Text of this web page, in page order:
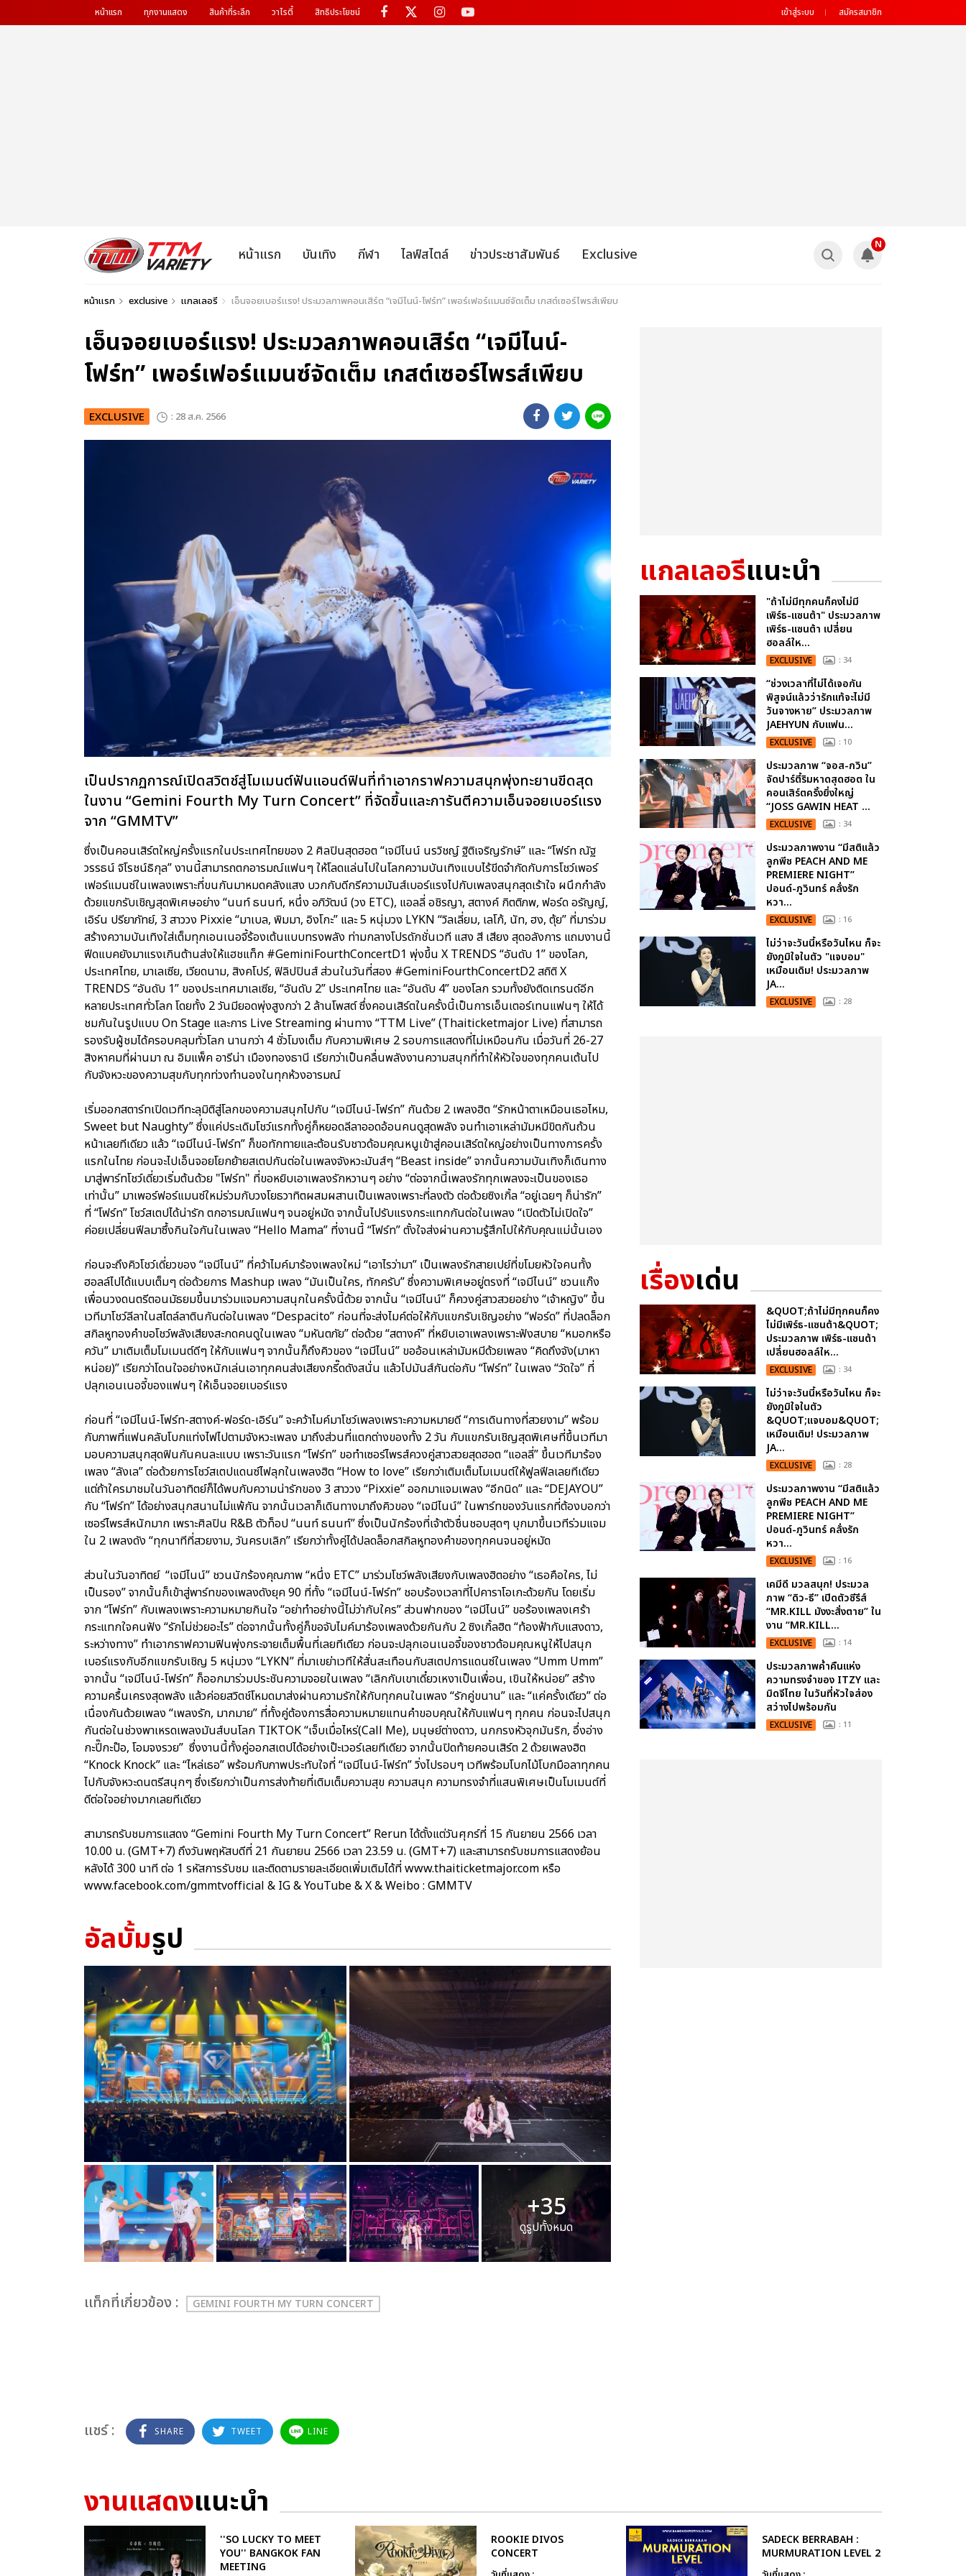
หน้าแรก ทุกงานแสดง สินค้าที่ระลึก วาไรตี้ สิทธิประโยชน์ เข้าสู่ระบบ สมัครสมาชิก
หน้าแรก บันเทิง กีฬา ไลฟ์สไตล์ ข่าวประชาสัมพันธ์ Exclusive
N
หน้าแรก exclusive แกลเลอรี เอ็นจอยเบอร์แรง! ประมวลภาพคอนเสิร์ต “เจมีไนน์-โฟร์ท” เพอร์เฟอร์แมนซ์จัดเต็ม เกสต์เซอร์ไพรส์เพียบ
เอ็นจอยเบอร์แรง! ประมวลภาพคอนเสิร์ต “เจมีไนน์-
โฟร์ท” เพอร์เฟอร์แมนซ์จัดเต็ม เกสต์เซอร์ไพรส์เพียบ
EXCLUSIVE : 28 ส.ค. 2566
เป็นปรากฏการณ์เปิดสวิตช์สู่โมเมนต์ฟันแอนด์ฟินที่ทำเอากราฟความสนุกพุ่งทะยานขีดสุด
ในงาน “Gemini Fourth My Turn Concert” ที่จัดขึ้นและการันตีความเอ็นจอยเบอร์แรง
จาก “GMMTV”
ซึ่งเป็นคอนเสิร์ตใหญ่ครั้งแรกในประเทศไทยของ 2 ศิลปินสุดฮอต “เจมีไนน์ นรวิชญ์ ฐิติเจริญรักษ์” และ “โฟร์ท ณัฐ
วรรธน์ จิโรชน์ธิกุล” งานนี้สามารถตกอารมณ์แฟนๆ ให้โลดแล่นไปในโลกความบันเทิงแบบไร้ขีดจำกัดกับการโชว์เพอร์
เฟอร์แมนซ์ในเพลงเพราะที่ขนกันมาหมดคลังแสง บวกกับดีกรีความมันส์เบอร์แรงไปกับเพลงสนุกสุดเร้าใจ ผนึกกำลัง
ด้วยแขกรับเชิญสุดพิเศษอย่าง “นนท์ ธนนท์, หนึ่ง อภิวัฒน์ (วง ETC), แอลลี่ อชิรญา, สตางค์ กิตติภพ, ฟอร์ด อรัญญ์,
เอิร์น ปรียาภัทย์, 3 สาววง Pixxie “มาเบล, พิมมา, อิงโกะ” และ 5 หนุ่มวง LYKN “วิลเลี่ยม, เลโก้, นัท, ฮง, ตุ้ย” ที่มาร่วม
สร้างความบันเทิงใส่เต็มทุกเอนเนอจี้ร้องเต้นแบบทรงพลัง ท่ามกลางโปรดักชั่นเวที แสง สี เสียง สุดอลังการ แถมงานนี้
ฟีดแบคยังมาแรงเกินต้านส่งให้แฮชแท็ก #GeminiFourthConcertD1 พุ่งขึ้น X TRENDS “อันดับ 1” ของโลก,
ประเทศไทย, มาเลเซีย, เวียดนาม, สิงคโปร์, ฟิลิปปินส์ ส่วนในวันที่สอง #GeminiFourthConcertD2 สถิติ X
TRENDS “อันดับ 1” ของประเทศมาเลเซีย, “อันดับ 2” ประเทศไทย และ “อันดับ 4” ของโลก รวมทั้งยังติดเทรนด์อีก
หลายประเทศทั่วโลก โดยทั้ง 2 วันมียอดพุ่งสูงกว่า 2 ล้านโพสต์ ซึ่งคอนเสิร์ตในครั้งนี้เป็นการเอ็นเตอร์เทนแฟนๆ ให้ได้
ชมกันในรูปแบบ On Stage และการ Live Streaming ผ่านทาง “TTM Live” (Thaiticketmajor Live) ที่สามารถ
รองรับผู้ชมได้ครอบคลุมทั่วโลก นานกว่า 4 ชั่วโมงเต็ม กับความพิเศษ 2 รอบการแสดงที่ไม่เหมือนกัน เมื่อวันที่ 26-27
สิงหาคมที่ผ่านมา ณ อิมแพ็ค อารีน่า เมืองทองธานี เรียกว่าเป็นคลื่นพลังงานความสนุกที่ทำให้หัวใจของทุกคนเต้นไป
กับจังหวะของความสุขกับทุกท่วงทำนองในทุกห้วงอารมณ์
เริ่มออกสตาร์ทเปิดเวทีทะลุมิติสู่โลกของความสนุกไปกับ “เจมีไนน์-โฟร์ท” กันด้วย 2 เพลงฮิต “รักหน้าตาเหมือนเธอไหม,
Sweet but Naughty” ซึ่งแค่ประเดิมโชว์แรกทั้งคู่ก็หยอดลีลาออดอ้อนคนดูสุดพลัง จนทำเอาเหล่ามัมหมีขิตกันถ้วน
หน้าเลยทีเดียว แล้ว “เจมีไนน์-โฟร์ท” ก็ขอทักทายและต้อนรับชาวด้อมคุณหนูเข้าสู่คอนเสิร์ตใหญ่อย่างเป็นทางการครั้ง
แรกในไทย ก่อนจะไปเอ็นจอยโยกย้ายสเตปกันต่อในเพลงจังหวะมันส์ๆ “Beast inside” จากนั้นความบันเทิงก็เดินทาง
มาสู่พาร์ทโชว์เดี่ยวเริ่มต้นด้วย "โฟร์ท" ที่ขอหยิบเอาเพลงรักหวานๆ อย่าง “ต่อจากนี้เพลงรักทุกเพลงจะเป็นของเธอ
เท่านั้น” มาเพอร์ฟอร์แมนซ์ใหม่ร่วมกับวงโยธวาทิตผสมผสานเป็นเพลงเพราะที่ลงตัว ต่อด้วยซิงเกิ้ล “อยู่เฉยๆ ก็น่ารัก”
ที่ “โฟร์ท” โชว์สเตปได้น่ารัก ตกอารมณ์แฟนๆ จนอยู่หมัด จากนั้นไปรับแรงกระแทกกันต่อในเพลง “เปิดตัวไม่เปิดใจ”
ค่อยเปลี่ยนฟีลมาซึ้งกินใจกันในเพลง “Hello Mama” ที่งานนี้ “โฟร์ท” ตั้งใจส่งผ่านความรู้สึกไปให้กับคุณแม่นั้นเอง
ก่อนจะถึงคิวโชว์เดี่ยวของ “เจมีไนน์” ที่คว้าไมค์มาร้องเพลงใหม่ “เอาไรว่ามา” เป็นเพลงรักสายเปย์ที่ขโมยหัวใจคนทั้ง
ฮอลล์ไปได้แบบเต็มๆ ต่อด้วยการ Mashup เพลง “มันเป็นใคร, ทักครับ” ซึ่งความพิเศษอยู่ตรงที่ “เจมีไนน์” ชวนแก๊ง
เพื่อนวงดนตรีตอนมัธยมขึ้นมาร่วมแจมความสนุกในครั้งนี้ด้วย จากนั้น “เจมีไนน์” ก็ควงคู่สาวสวยอย่าง “เจ้าหญิง” ขึ้น
เวทีมาโชว์ลีลาในสไตล์ลาตินกันต่อในเพลง “Despacito” ก่อนที่จะส่งไมค์ต่อให้กับแขกรับเชิญอย่าง “ฟอร์ด” ที่ปลดล็อก
สกิลหูทองคำขอโชว์พลังเสียงสะกดคนดูในเพลง “มหันตภัย” ต่อด้วย “สตางค์” ที่หยิบเอาเพลงเพราะฟังสบาย “หมอกหรือ
ควัน” มาเติมเต็มโมเมนต์ดีๆ ให้กับแฟนๆ จากนั้นก็ถึงคิวของ “เจมีไนน์” ขออ้อนเหล่ามัมหมีด้วยเพลง “คิดถึงจัง(มาหา
หน่อย)” เรียกว่าโดนใจอย่างหนักเล่นเอาทุกคนส่งเสียงกรี๊ดดังสนั่น แล้วไปมันส์กันต่อกับ “โฟร์ท” ในเพลง “วัดใจ” ที่
ปลุกเอนเนอจี้ของแฟนๆ ให้เอ็นจอยเบอร์แรง
ก่อนที่ “เจมีไนน์-โฟร์ท-สตางค์-ฟอร์ด-เอิร์น” จะคว้าไมค์มาโชว์เพลงเพราะความหมายดี “การเดินทางที่สวยงาม” พร้อม
กับภาพที่แฟนคลับโบกแท่งไฟไปตามจังหวะเพลง มาถึงส่วนที่แตกต่างของทั้ง 2 วัน กับแขกรับเชิญสุดพิเศษที่ขึ้นเวทีมา
มอบความสนุกสุดฟินกันคนละแบบ เพราะวันแรก “โฟร์ท” ขอทำเซอร์ไพรส์ควงคู่สาวสวยสุดฮอต “แอลลี่” ขึ้นเวทีมาร้อง
เพลง “ลังเล” ต่อด้วยการโชว์สเตปแดนซ์ไฟลุกในเพลงฮิต “How to love” เรียกว่าเติมเต็มโมเมนต์ให้ฟูลฟีลเลยทีเดียว
แต่ถ้าใครมาชมในวันอาทิตย์ก็ได้พบกับความน่ารักของ 3 สาววง “Pixxie” ออกมาแจมเพลง “อีกนิด” และ “DEJAYOU”
กับ “โฟร์ท” ได้อย่างสนุกสนานไม่แพ้กัน จากนั้นเวลาก็เดินทางมาถึงคิวของ “เจมีไนน์” ในพาร์ทของวันแรกที่ต้องบอกว่า
เซอร์ไพรส์หนักมาก เพราะศิลปิน R&B ตัวท็อป “นนท์ ธนนท์” ซึ่งเป็นนักร้องที่เจ้าตัวชื่นชอบสุดๆ บุกมาขึ้นเวทีร่วมแจม
ใน 2 เพลงดัง “ทุกนาทีที่สวยงาม, วันครบเลิก” เรียกว่าทั้งคู่ได้ปลดล็อกสกิลหูทองคำของทุกคนจนอยู่หมัด
ส่วนในวันอาทิตย์ “เจมีไนน์” ชวนนักร้องคุณภาพ “หนึ่ง ETC” มาร่วมโชว์พลังเสียงกับเพลงฮิตอย่าง “เธอคือใคร, ไม่
เป็นรอง” จากนั้นก็เข้าสู่พาร์ทของเพลงดังยุค 90 ที่ทั้ง “เจมีไนน์-โฟร์ท” ชอบร้องเวลาที่ไปคาราโอเกะด้วยกัน โดยเริ่ม
จาก “โฟร์ท” กับเพลงเพราะความหมายกินใจ “อย่าทำอย่างนี้ไม่ว่ากับใคร” ส่วนฟากของ “เจมีไนน์” ขอร้องเพลงเศร้า
กระแทกใจคนฟัง “รักไม่ช่วยอะไร” ต่อจากนั้นทั้งคู่ก็ขอจับไมค์มาร้องเพลงด้วยกันกับ 2 ซิงเกิ้ลฮิต “ท้องฟ้ากับแสงดาว,
ระหว่างทาง” ทำเอากราฟความฟินพุ่งกระจายเต็มพื้นที่เลยทีเดียว ก่อนจะปลุกเอนเนอจี้ของชาวด้อมคุณหนูให้ไปสนุก
เบอร์แรงกับอีกแขกรับเชิญ 5 หนุ่มวง “LYKN” ที่มาเขย่าเวทีให้สั่นสะเทือนกับสเตปการแดนซ์ในเพลง “Umm Umm”
จากนั้น “เจมีไนน์-โฟร์ท” ก็ออกมาร่วมประชันความจอยในเพลง “เลิกกับเขาเดี๋ยวเหงาเป็นเพื่อน, เขินให้หน่อย” สร้าง
ความครื้นเครงสุดพลัง แล้วค่อยสวิตช์โหมดมาส่งผ่านความรักให้กับทุกคนในเพลง “รักคู่ขนาน” และ “แค่ครั้งเดียว” ต่อ
เนื่องกันด้วยเพลง “เพลงรัก, มากมาย” ที่ทั้งคู่ต้องการสื่อความหมายแทนคำขอบคุณให้กับแฟนๆ ทุกคน ก่อนจะไปสนุก
กันต่อในช่วงพาเหรดเพลงมันส์บนโลก TIKTOK “เจ็บเมื่อไหร่(Call Me), มนุษย์ต่างดาว, นกกรงหัวจุกมันริก, อึ่งอ่าง
กะปี๊กะป๊อ, โอมจงรวย” ซึ่งงานนี้ทั้งคู่ออกสเตปได้อย่างเป๊ะเวอร์เลยทีเดียว จากนั้นปิดท้ายคอนเสิร์ต 2 ด้วยเพลงฮิต
“Knock Knock” และ “ไหล่เธอ” พร้อมกับภาพประทับใจที่ “เจมีไนน์-โฟร์ท” วิ่งไปรอบๆ เวทีพร้อมโบกไม้โบกมือลาทุกคน
ไปกับจังหวะดนตรีสนุกๆ ซึ่งเรียกว่าเป็นการส่งท้ายที่เติมเต็มความสุข ความสนุก ความทรงจำที่แสนพิเศษเป็นโมเมนต์ที่
ดีต่อใจอย่างมากเลยทีเดียว
สามารถรับชมการแสดง “Gemini Fourth My Turn Concert” Rerun ได้ตั้งแต่วันศุกร์ที่ 15 กันยายน 2566 เวลา
10.00 น. (GMT+7) ถึงวันพฤหัสบดีที่ 21 กันยายน 2566 เวลา 23.59 น. (GMT+7) และสามารถรับชมการแสดงย้อน
หลังได้ 300 นาที ต่อ 1 รหัสการรับชม และติดตามรายละเอียดเพิ่มเติมได้ที่ www.thaiticketmajor.com หรือ
www.facebook.com/gmmtvofficial & IG & YouTube & X & Weibo : GMMTV
อัลบั้มรูป
+35
ดูรูปทั้งหมด
เเท็กที่เกี่ยวข้อง : GEMINI FOURTH MY TURN CONCERT
แชร์ : SHARE TWEET LINE
แกลเลอรีแนะนำ
"ถ้าไม่มีทุกคนก็คงไม่มี
เพิร์ธ-แซนต้า" ประมวลภาพ
เพิร์ธ-แซนต้า เปลี่ยน
ฮอลล์ให...
EXCLUSIVE : 34
“ช่วงเวลาที่ไม่ได้เจอกัน
พิสูจน์แล้วว่ารักแท้จะไม่มี
วันจางหาย” ประมวลภาพ
JAEHYUN กับแฟน...
EXCLUSIVE : 10
ประมวลภาพ “จอส-กวิน”
จัดปาร์ตี้ริมหาดสุดฮอต ใน
คอนเสิร์ตครั้งยิ่งใหญ่
“JOSS GAWIN HEAT ...
EXCLUSIVE : 34
ประมวลภาพงาน “มีสติแล้ว
ลูกพีช PEACH AND ME
PREMIERE NIGHT”
ปอนด์-ภูวินทร์ คลั่งรัก
หวา...
EXCLUSIVE : 16
ไม่ว่าจะวันนี้หรือวันไหน ก็จะ
ยังภูมิใจในตัว "แจบอม"
เหมือนเดิม! ประมวลภาพ
JA...
EXCLUSIVE : 28
เรื่องเด่น
&QUOT;ถ้าไม่มีทุกคนก็คง
ไม่มีเพิร์ธ-แซนต้า&QUOT;
ประมวลภาพ เพิร์ธ-แซนต้า
เปลี่ยนฮอลล์ให...
EXCLUSIVE : 34
ไม่ว่าจะวันนี้หรือวันไหน ก็จะ
ยังภูมิใจในตัว
&QUOT;แจบอม&QUOT;
เหมือนเดิม! ประมวลภาพ
JA...
EXCLUSIVE : 28
ประมวลภาพงาน “มีสติแล้ว
ลูกพีช PEACH AND ME
PREMIERE NIGHT”
ปอนด์-ภูวินทร์ คลั่งรัก
หวา...
EXCLUSIVE : 16
เคมีดี มวลสนุก! ประมวล
ภาพ “ดิว-ธี” เปิดตัวซีรีส์
“MR.KILL มังงะสั่งตาย” ใน
งาน “MR.KILL...
EXCLUSIVE : 14
ประมวลภาพค่ำคืนแห่ง
ความทรงจำของ ITZY และ
มิดจีไทย ในวันที่หัวใจส่อง
สว่างไปพร้อมกัน
EXCLUSIVE : 11
งานแสดงแนะนำ
''SO LUCKY TO MEET
YOU'' BANGKOK FAN
MEETING
ROOKIE DIVOS
CONCERT
SADECK BERRABAH :
MURMURATION LEVEL 2